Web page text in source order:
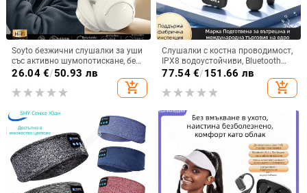
Soyto безжични слушалки за уши
със активно шумопотискане, без
изтичане на звук, Bluetooth 5.4,
обхват 10 m, двуканално стерео,
OEM персонализация
26.04€/50.93 лв
add_shopping_cart
Слушалки с костна проводимост,
IPX8 водоустойчиви, Bluetooth
5.3, обхват до 10 m, време за
77.54€/151.66 лв
add_shopping_cart